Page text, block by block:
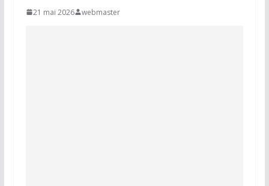
21 mai 2026 webmaster